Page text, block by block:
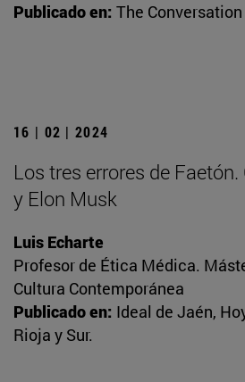
Publicado en: The Conversation
16 | 02 | 2024
Los tres errores de Faetón.
y Elon Musk
Luis Echarte
Profesor de Ética Médica.
Cultura Contemporánea
Publicado en: Ideal de Jaén,
Rioja y Sur.